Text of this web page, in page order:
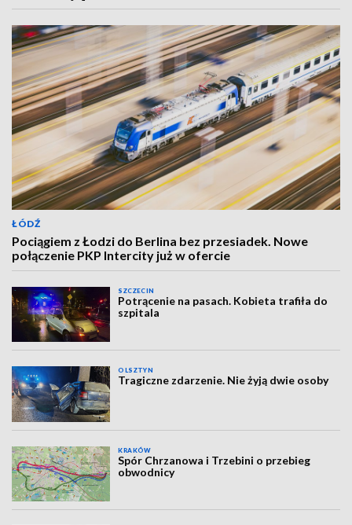
ŁÓDŹ
Pociągiem z Łodzi do Berlina bez przesiadek. Nowe
połączenie PKP Intercity już w ofercie
SZCZECIN
Potrącenie na pasach. Kobieta trafiła do
szpitala
OLSZTYN
Tragiczne zdarzenie. Nie żyją dwie osoby
KRAKÓW
Spór Chrzanowa i Trzebini o przebieg
obwodnicy